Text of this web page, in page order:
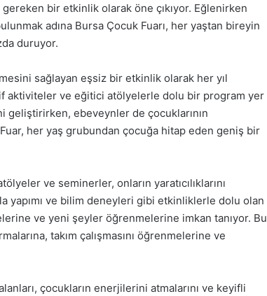
bir etkinlik olarak öne çıkıyor. Eğlenirken
adına Bursa Çocuk Fuarı, her yaştan bireyin
duruyor.
sağlayan eşsiz bir etkinlik olarak her yıl
aktiviteler ve eğitici atölyelerle dolu bir program yer
geliştirirken, ebeveynler de çocuklarının
her yaş grubundan çocuğa hitap eden geniş bir
ve seminerler, onların yaratıcılıklarını
yapımı ve bilim deneyleri gibi etkinliklerle dolu olan
ve yeni şeyler öğrenmelerine imkan tanıyor. Bu
takım çalışmasını öğrenmelerine ve
çocukların enerjilerini atmalarını ve keyifli